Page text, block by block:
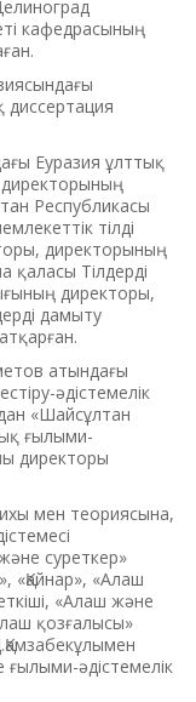
кафедрасының
Еуразия ұлттық
директорының
Республикасы
тілді
директорының
Тілдерді
директоры,
дамыту
атындағы
әдістемелік
«Шайсұлтан
ғылыми-
директоры
мен теориясына,
суреткер»
«Алаш
«Алаш және
қозғалысы»
әдістемелік